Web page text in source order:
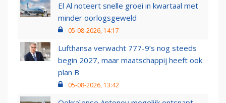
El Al noteert snelle groei in kwartaal met
minder oorlogsgeweld
05-08-2026, 14:17
Lufthansa verwacht 777-9’s nog steeds
begin 2027, maar maatschappij heeft ook
plan B
05-08-2026, 13:42